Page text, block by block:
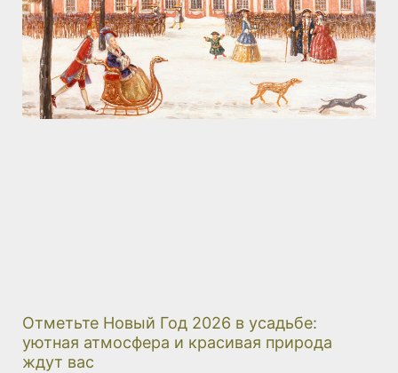
Отметьте Новый Год 2026 в усадьбе:
уютная атмосфера и красивая природа
ждут вас